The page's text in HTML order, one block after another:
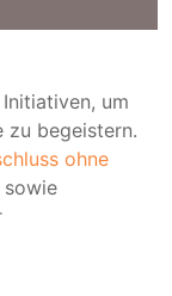
um
zu begeistern.
ohne
sowie